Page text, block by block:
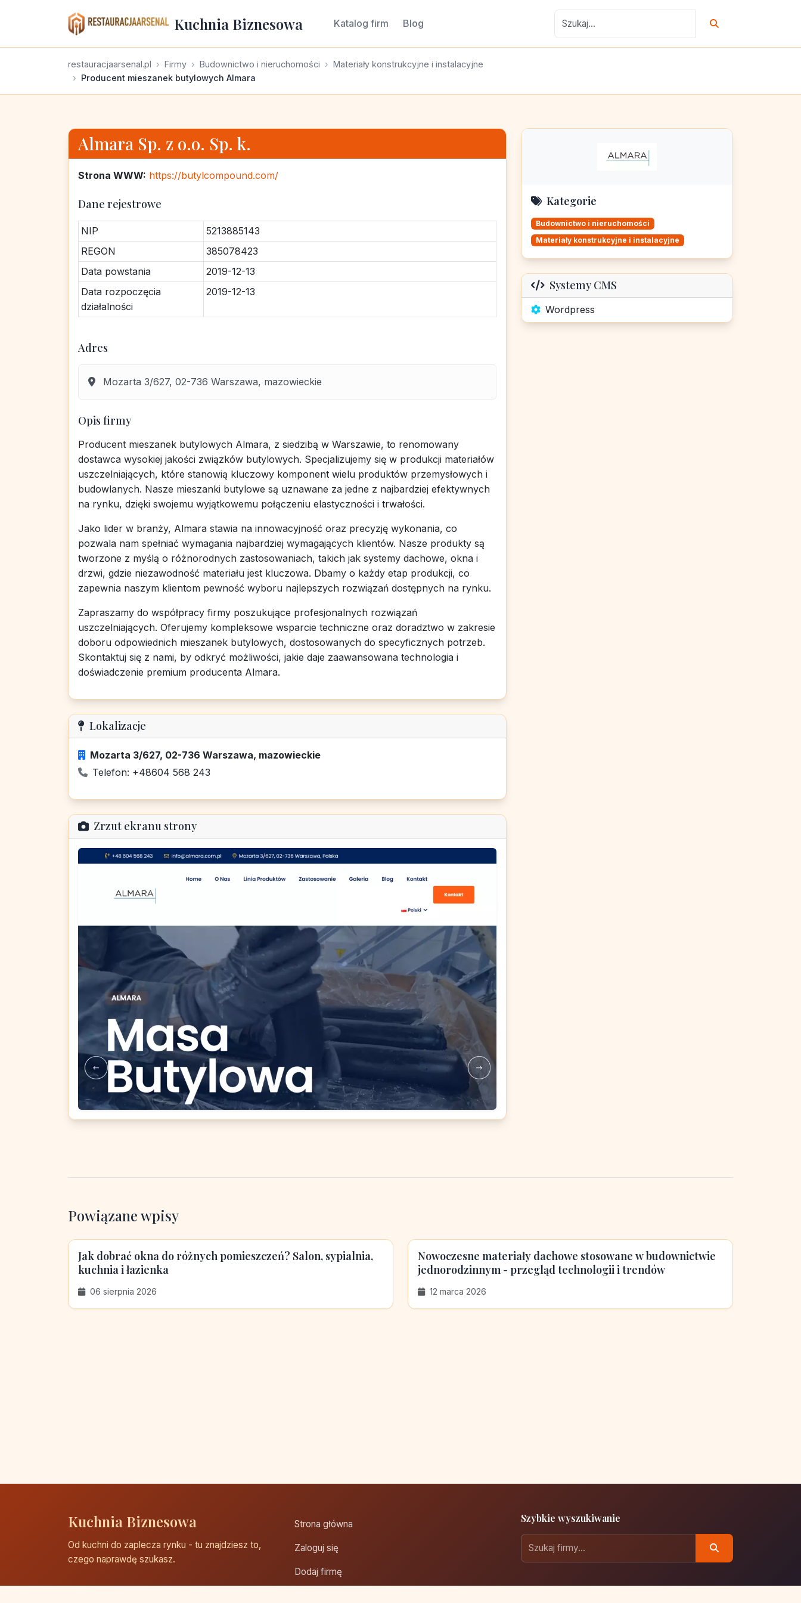
Kuchnia Biznesowa Katalog firm Blog
restauracjaarsenal.pl Firmy Budownictwo i nieruchomości
Materiały konstrukcyjne i instalacyjne
Producent mieszanek butylowych Almara
Almara Sp. z o.o. Sp. k.
Strona WWW: https://butylcompound.com/
Dane rejestrowe
NIP
5213885143
REGON
385078423
Data powstania
2019-12-13
Data rozpoczęcia
działalności
2019-12-13
Adres
Mozarta 3/627, 02-736 Warszawa, mazowieckie
Opis firmy
Producent mieszanek butylowych Almara, z siedzibą w Warszawie, to renomowany
dostawca wysokiej jakości związków butylowych. Specjalizujemy się w produkcji materiałów
uszczelniających, które stanowią kluczowy komponent wielu produktów przemysłowych i
budowlanych. Nasze mieszanki butylowe są uznawane za jedne z najbardziej efektywnych
na rynku, dzięki swojemu wyjątkowemu połączeniu elastyczności i trwałości.
Jako lider w branży, Almara stawia na innowacyjność oraz precyzję wykonania, co
pozwala nam spełniać wymagania najbardziej wymagających klientów. Nasze produkty są
tworzone z myślą o różnorodnych zastosowaniach, takich jak systemy dachowe, okna i
drzwi, gdzie niezawodność materiału jest kluczowa. Dbamy o każdy etap produkcji, co
zapewnia naszym klientom pewność wyboru najlepszych rozwiązań dostępnych na rynku.
Zapraszamy do współpracy firmy poszukujące profesjonalnych rozwiązań
uszczelniających. Oferujemy kompleksowe wsparcie techniczne oraz doradztwo w zakresie
doboru odpowiednich mieszanek butylowych, dostosowanych do specyficznych potrzeb.
Skontaktuj się z nami, by odkryć możliwości, jakie daje zaawansowana technologia i
doświadczenie premium producenta Almara.
Lokalizacje
Mozarta 3/627, 02-736 Warszawa, mazowieckie
Telefon: +48604 568 243
Zrzut ekranu strony
Kategorie
Budownictwo i nieruchomości
Materiały konstrukcyjne i instalacyjne
Systemy CMS
Wordpress
Powiązane wpisy
Jak dobrać okna do różnych pomieszczeń? Salon, sypialnia,
kuchnia i łazienka
06 sierpnia 2026
Nowoczesne materiały dachowe stosowane w budownictwie
jednorodzinnym - przegląd technologii i trendów
12 marca 2026
Kuchnia Biznesowa
Od kuchni do zaplecza rynku - tu znajdziesz to,
czego naprawdę szukasz.
Strona główna
Zaloguj się
Dodaj firmę
Szybkie wyszukiwanie